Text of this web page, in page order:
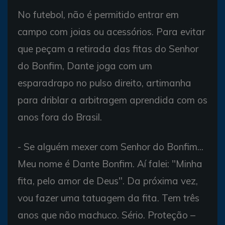
No futebol, não é permitido entrar em
campo com joias ou acessórios. Para evitar
que peçam a retirada das fitas do Senhor
do Bonfim, Dante joga com um
esparadrapo no pulso direito, artimanha
para driblar a arbitragem aprendida com os
anos fora do Brasil.
- Se alguém mexer com Senhor do Bonfim...
Meu nome é Dante Bonfim. Aí falei: "Minha
fita, pelo amor de Deus". Da próxima vez,
vou fazer uma tatuagem da fita. Tem três
anos que não machuco. Sério. Proteção –